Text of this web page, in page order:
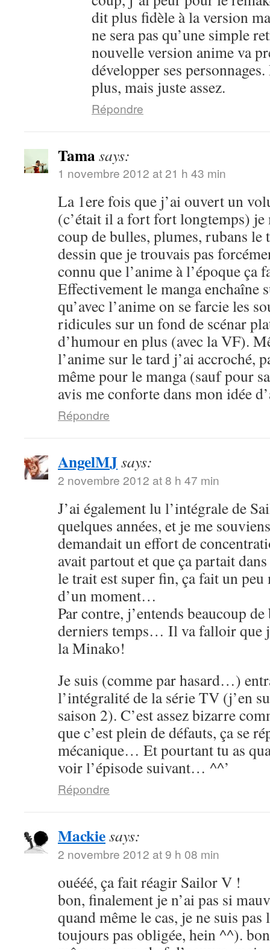
dit plus fidèle à la version
ne sera pas qu’une simple
nouvelle version anime va
développer ses
plus, mais juste assez.
Répondre
Tamasays:
1 novembre 2012 at 21 h 43 min
La 1ere fois que j’ai ouvert un
(c’était il a fort fort longtemps) je
coup de bulles, plumes, rubans le
dessin que je trouvais pas
connu que l’anime à l’époque ça
Effectivement le manga enchaîne
qu’avec l’anime on se farcie les
ridicules sur un fond de scénar
d’humour en plus (avec la VF).
l’anime sur le tard j’ai accroché,
même pour le manga (sauf pour
avis me conforte dans mon idée
Répondre
AngelMJsays:
2 novembre 2012 at 8 h 47 min
J’ai également lu l’intégrale de
quelques années, et je me
demandait un effort de
avait partout et que ça partait
le trait est super fin, ça fait un
d’un moment…
Par contre, j’entends beaucoup
derniers temps… Il va falloir que
la Minako!
Je suis (comme par hasard…)
l’intégralité de la série TV (j’en
saison 2). C’est assez bizarre
que c’est plein de défauts, ça se
mécanique… Et pourtant tu as
voir l’épisode suivant… ^^’
Répondre
Mackiesays:
2 novembre 2012 at 9 h 08 min
ouééé, ça fait réagir Sailor V !
bon, finalement je n’ai pas si
quand même le cas, je ne suis pas
toujours pas obligée, hein ^^).